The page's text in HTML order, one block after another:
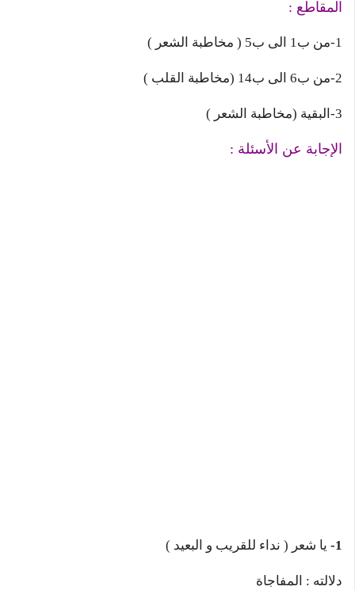
المقاطع :
1-من ب1 الى ب5 ( مخاطبة الشعر )
2-من ب6 الى ب14 (مخاطبة القلب )
3-البقية (مخاطبة الشعر )
الإجابة عن الأسئلة :
1- يا شعر ( نداء للقريب و البعيد )
دلالته : المفاجاة